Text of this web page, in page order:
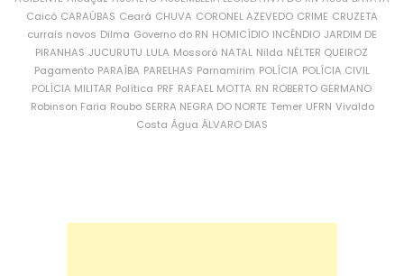
Caicó CARAÚBAS Ceará CHUVA CORONEL AZEVEDO CRIME CRUZETA
currais novos Dilma Governo do RN HOMICÍDIO INCÊNDIO JARDIM DE
PIRANHAS JUCURUTU LULA Mossoró NATAL Nilda NÉLTER QUEIROZ
Pagamento PARAÍBA PARELHAS Parnamirim POLÍCIA POLÍCIA CIVIL
POLÍCIA MILITAR Política PRF RAFAEL MOTTA RN ROBERTO GERMANO
Robinson Faria Roubo SERRA NEGRA DO NORTE Temer UFRN Vivaldo
Costa Água ÁLVARO DIAS